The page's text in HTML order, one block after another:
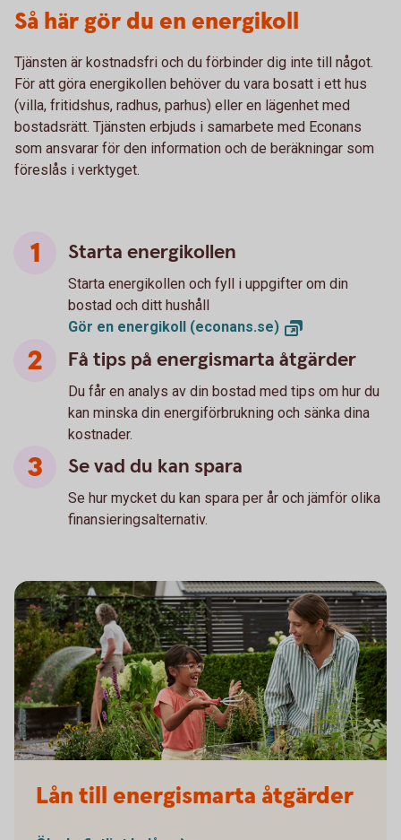
Så här gör du en energikoll
Tjänsten är kostnadsfri och du förbinder dig inte till något.
För att göra energikollen behöver du vara bosatt i ett hus
(villa, fritidshus, radhus, parhus) eller en lägenhet med
bostadsrätt. Tjänsten erbjuds i samarbete med Econans
som ansvarar för den information och de beräkningar som
föreslås i verktyget.
Starta energikollen
Starta energikollen och fyll i uppgifter om din
bostad och ditt hushåll
Gör en energikoll (econans.se)
Få tips på energismarta åtgärder
Du får en analys av din bostad med tips om hur du
kan minska din energiförbrukning och sänka dina
kostnader.
Se vad du kan spara
Se hur mycket du kan spara per år och jämför olika
finansieringsalternativ.
Lån till energismarta åtgärder